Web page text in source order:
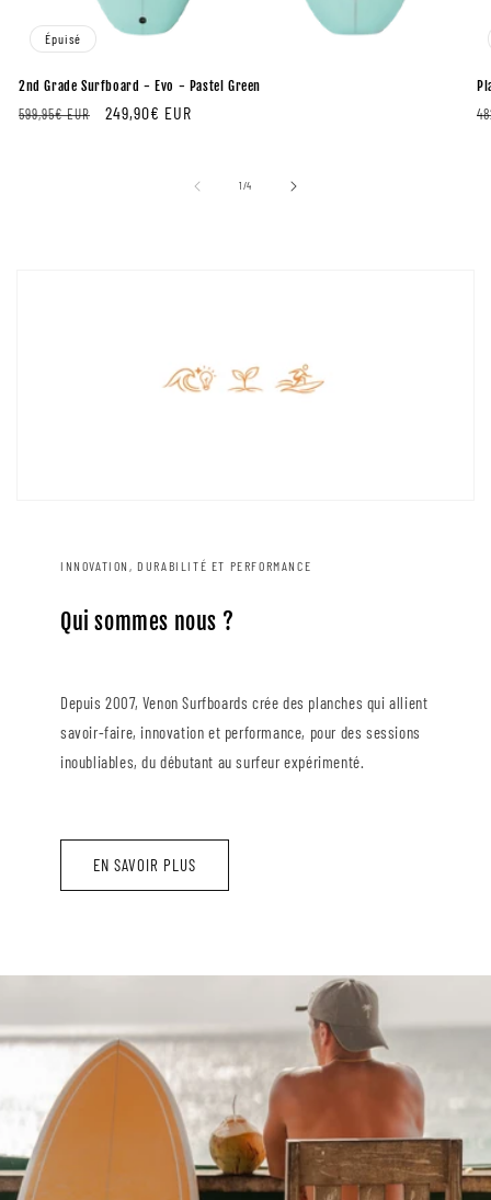
Épuisé
2nd Grade Surfboard - Evo - Pastel Green
Prix
599,95€ EUR
Prix
249,90€ EUR
1/de4
INNOVATION, DURABILITÉ ET PERFORMANCE
Qui sommes nous ?
Depuis 2007, Venon Surfboards crée des planches qui allient
savoir-faire, innovation et performance, pour des sessions
inoubliables, du débutant au surfeur expérimenté.
EN SAVOIR PLUS